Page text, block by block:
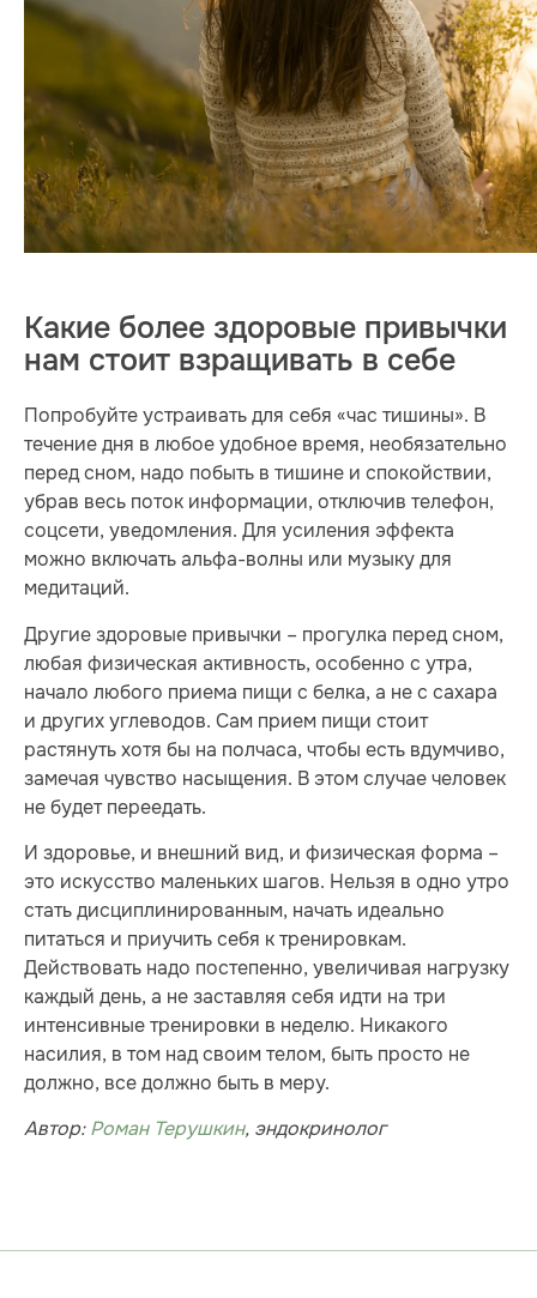
Какие более здоровые привычки
нам стоит взращивать в себе
Попробуйте устраивать для себя «час тишины». В
течение дня в любое удобное время, необязательно
перед сном, надо побыть в тишине и спокойствии,
убрав весь поток информации, отключив телефон,
соцсети, уведомления. Для усиления эффекта
можно включать альфа-волны или музыку для
медитаций.
Другие здоровые привычки – прогулка перед сном,
любая физическая активность, особенно с утра,
начало любого приема пищи с белка, а не с сахара
и других углеводов. Сам прием пищи стоит
растянуть хотя бы на полчаса, чтобы есть вдумчиво,
замечая чувство насыщения. В этом случае человек
не будет переедать.
И здоровье, и внешний вид, и физическая форма –
это искусство маленьких шагов. Нельзя в одно утро
стать дисциплинированным, начать идеально
питаться и приучить себя к тренировкам.
Действовать надо постепенно, увеличивая нагрузку
каждый день, а не заставляя себя идти на три
интенсивные тренировки в неделю. Никакого
насилия, в том над своим телом, быть просто не
должно, все должно быть в меру.
Автор:Роман Терушкин, эндокринолог